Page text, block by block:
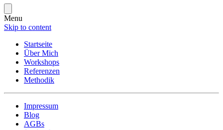
Menu
Skip to content
Startseite
Über Mich
Workshops
Referenzen
Methodik
Impressum
Blog
AGBs